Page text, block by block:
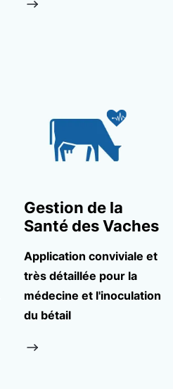
Gestion de la
Santé des Vaches
Application conviviale et
très détaillée pour la
médecine et l'inoculation
du bétail